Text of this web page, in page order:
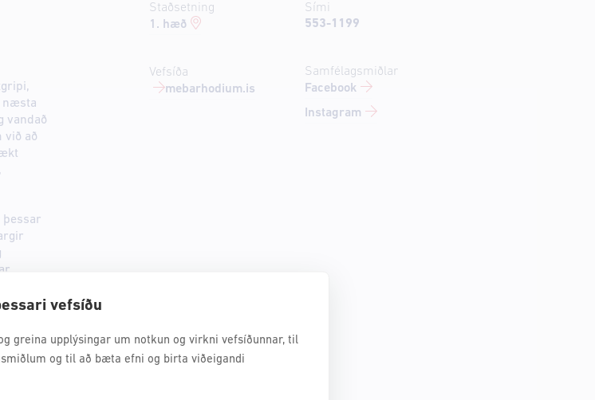
vefsíðu
greina upplýsingar um notkun og virkni vefsíðunnar, til
og til að bæta efni og birta viðeigandi
næsta
vandað
við að
þessar
og
Staðsetning
1. hæð
Vefsíða
mebarhodium.is
Sími
553-1199
Samfélagsmiðlar
Facebook
Instagram